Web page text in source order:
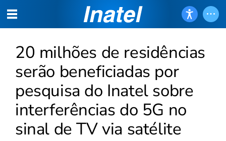
20 milhões de residências
serão beneficiadas por
pesquisa do Inatel sobre
interferências do 5G no
sinal de TV via satélite